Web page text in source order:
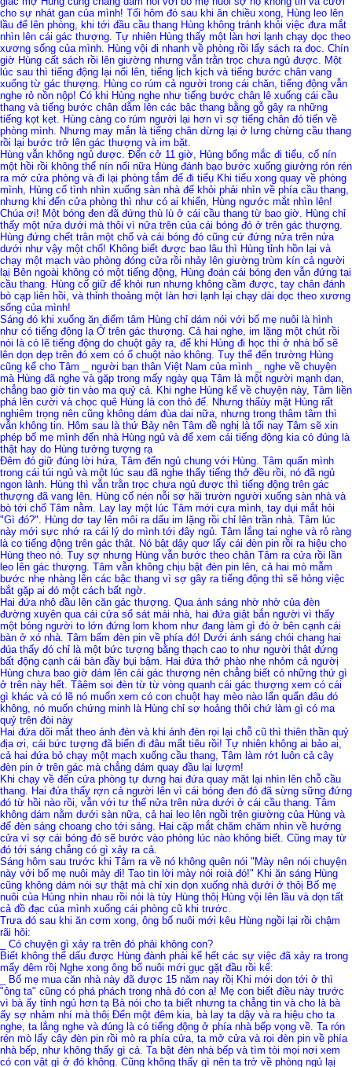
cho sự nhát gan của mình! Tối hôm đó sau khi ăn chiều xong, Hùng leo lên
lầu để lên phòng, khi tới đầu cầu thang Hùng không tránh khỏi việc đưa mắt
nhìn lên cái gác thượng. Tự nhiên Hùng thấy một làn hơi lạnh chạy dọc theo
xương sống của mình. Hùng vội đi nhanh về phòng rồi lấy sách ra đọc. Chín
giờ Hùng cất sách rồi lên giường nhưng vẫn trằn trọc chưa ngủ được. Một
lúc sau thì tiếng động lại nổi lên, tiếng lịch kịch và tiếng bước chân vang
xuống từ gác thượng. Hùng co rúm cả người trong cái chăn, tiếng động vẫn
nghe rỏ nồn nộp! Có khi Hùng nghe như tiếng bước chân lê xuống cái cầu
thang và tiếng bước chân dẫm lên các bậc thang bằng gỗ gây ra những
tiếng kọt kẹt. Hùng càng co rúm người lại hơn vì sợ tiếng chân đó tiến về
phòng mình. Nhưng may mắn là tiếng chân dừng lại ở lưng chừng cầu thang
rồi lại bước trở lên gác thượng và im bặt.
Hùng vẫn không ngủ được. Đến cở 11 giờ, Hùng bổng mắc đi tiểu, cố nín
một hồi rồi không thể nín nổi nữa Hùng đánh bạo bước xuống giường rón rén
ra mở cửa phòng và đi lại phòng tắm để đi tiểụ Khi tiểu xong quay về phòng
mình, Hùng cố tình nhìn xuống sàn nhà để khỏi phải nhìn về phía cầu thang,
nhưng khi đến cửa phòng thì như có ai khiến, Hùng ngước mắt nhìn lên!
Chúa ơi! Một bóng đen đã đứng thù lù ở cái cầu thang từ bao giờ. Hùng chỉ
thấy một nửa dưới mà thôi vì nửa trên của cái bóng đó ở trên gác thượng.
Hùng đứng chết trân một chổ và cái bóng đó cũng cứ đứng nửa trên nửa
dưới như vậy một chổ! Không biết được bao lâu thì Hùng tỉnh hồn lại và
chạy một mạch vào phòng đóng cửa rồi nhảy lên giường trùm kín cả người
lạị Bên ngoài không có một tiếng động, Hùng đoán cái bóng đen vẫn đứng tại
cầu thang. Hùng cố giữ để khỏi run nhưng không cầm được, tay chân đánh
bò cạp liên hồi, và thỉnh thoảng một làn hơi lạnh lại chạy dài dọc theo xương
sống của mình!
Sáng đó khi xuống ăn điểm tâm Hùng chỉ dám nói với bố mẹ nuôi là hình
như có tiếng động lạ Ở trên gác thượng. Cả hai nghe, im lặng một chút rồi
nói là có lẽ tiếng động do chuột gây ra, để khi Hùng đi học thì ở nhà bố sẽ
lên dọn dẹp trên đó xem có ổ chuột nào không. Tuy thế đến trường Hùng
cũng kể cho Tâm _ người bạn thân Việt Nam của mình _ nghe về chuyện
mà Hùng đã nghe và gặp trong mấy ngày quạ Tâm là một người mạnh dạn,
chẳng bao giờ tin vào ma quỷ cả. Khi nghe Hùng kể về chuyện này, Tâm liền
phá lên cười và chọc quê Hùng là con thỏ đế. Nhưng thấùy mặt Hùng rất
nghiêm trọng nên cũng không dám đùa dai nữa, nhưng trong thâm tâm thì
vẫn không tin. Hôm sau là thứ Bảy nên Tâm đề nghị là tối nay Tâm sẽ xin
phép bố mẹ mình đến nhà Hùng ngủ và để xem cái tiếng động kia có đúng là
thật hay do Hùng tưởng tượng rạ
Đêm đó giữ đúng lời hứa, Tâm đến ngủ chung với Hùng. Tâm quấn mình
trong cái túi ngủ và một lúc sau đã nghe thấy tiếng thở đều rồi, nó đã ngủ
ngon lành. Hùng thì vẫn trằn trọc chưa ngủ được thì tiếng động trên gác
thượng đã vang lên. Hùng cố nén nỗi sợ hãi trườn người xuống sàn nhà và
bò tới chổ Tâm nằm. Lay lay một lúc Tâm mới cựa mình, tay dụi mắt hỏi
"Gì đó?". Hùng dơ tay lên môi ra dấu im lặng rồi chỉ lên trần nhà. Tâm lúc
này mới sực nhớ ra cái lý do mình tới đây ngủ. Tâm lắng tai nghe và rỏ ràng
là co tiếng động trên gác thật. Nó bật dậy quơ lấy cái đèn pin rồi ra hiệu cho
Hùng theo nó. Tuy sợ nhưng Hùng vẫn bước theo chân Tâm ra cửa rồi lần
leo lên gác thượng. Tâm vẫn không chịu bật đèn pin lên, cả hai mò mẫm
bước nhẹ nhàng lên các bậc thang vì sợ gây ra tiếng động thì sẽ hỏng việc
bắt gặp ai đó một cách bất ngờ.
Hai đứa nhô đầu lên căn gác thượng. Qua ánh sáng nhờ nhờ của đèn
đường xuyên qua cái cửa sổ sát mái nhà, hai đứa giật bắn người vì thấy
một bóng người to lớn đứng lom khom như đang làm gì đó ở bên cạnh cái
bàn ở xó nhà. Tâm bấm đèn pin về phía đó! Dưới ánh sáng chói chang hai
đúa thấy đó chỉ là một bức tượng bằng thạch cao to như người thật đứng
bất động cạnh cái bàn đầy bụi bậm. Hai đứa thở phào nhẹ nhỏm cả ngườị
Hùng chưa bao giờ dám lên cái gác thượng nên chẳng biết có những thứ gì
ở trên này hết. Tâêm soi đèn từ từ vòng quanh cái gác thượng xem có cái
gì khác và có lẽ nó muốn xem có con chuột hay mèo nào lẩn quẩn đâu đó
không, nó muốn chứng minh là Hùng chỉ sợ hoảng thôi chứ làm gì có ma
quỷ trên đòi nàỵ
Hai đứa dõi mắt theo ánh đèn và khi ánh đèn rọi lại chỗ cũ thì thiên thần quỷ
địa ơi, cái bức tượng đã biến đi đâu mất tiêu rồi! Tự nhiên không ai bảo ai,
cả hai đứa bỏ chạy một mạch xuống cầu thang, Tâm làm rớt luôn cả cây
đèn pin ở trên gác mà chẳng dám quay đầu lại lượm!
Khi chạy về đến cửa phòng tự dưng hai đứa quay mặt lại nhìn lên chỗ cầu
thang. Hai đứa thấy rợn cả người lên vì cái bóng đen đó đã sừng sững đứng
đó từ hồi nào rồi, vẫn với tư thế nửa trên nửa dưới ở cái cầu thang. Tâm
không dám nằm dưới sàn nữa, cả hai leo lên ngồi trên giường của Hùng và
để đèn sáng choang cho tới sáng. Hai cặp mắt chăm chăm nhìn về hướng
cửa vì sợ cái bóng đó sẽ bước vào phòng lúc nào không biết. Cũng may từ
đó tới sáng chẳng có gì xảy ra cả.
Sáng hôm sau trước khi Tâm ra về nó không quên nói "Mày nên nói chuyện
này với bố mẹ nuôi mày đi! Tao tin lời mày nói roià đó!" Khi ăn sáng Hùng
cũng không dám nói sự thật mà chỉ xin dọn xuống nhà dưới ở thôị Bố mẹ
nuôi của Hùng nhìn nhau rồi nói là tùy Hùng thôị Hùng vội lên lầu và dọn tất
cả đồ đạc của mình xuống cái phòng cũ khi trước.
Trưa đó sau khi ăn cơm xong, ông bố nuôi mới kêu Hùng ngồi lại rồi chậm
rãi hỏi:
_ Có chuyện gì xảy ra trên đó phải không con?
Biết không thể dấu được Hùng đành phải kể hết các sự việc đã xảy ra trong
mấy đêm rồị Nghe xong ông bố nuôi mới gục gặt đầu rồi kể:
_ Bố mẹ mua căn nhà này đã được 15 năm nay rồị Khi mới dọn tới ở thì
"ông ta" cũng có phá phách trong nhà đó con ạ! Mẹ con biết điều này trước
vì bà ấy tỉnh ngủ hơn tạ Bà nói cho ta biết nhưng ta chẳng tin và cho là bà
ấy sợ nhảm nhí mà thôị Đến một đêm kia, bà lay ta dậy và ra hiệu cho ta
nghe, ta lắng nghe và đúng là có tiếng động ở phía nhà bếp vọng về. Ta rón
rén mò lấy cây đèn pin rồi mò ra phía cửa, ta mở cửa và rọi đèn pin về phía
nhà bếp, như không thấy gì cả. Ta bật đèn nhà bếp và tìm tòi mọi nơi xem
có con vật gì ở đó không. Cũng không thấy gì nên ta trở về phòng ngủ lạị